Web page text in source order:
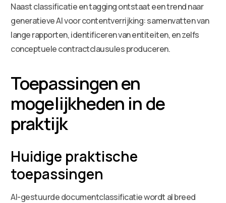
Naast classificatie en tagging ontstaat een trend naar
generatieve AI voor contentverrijking: samenvatten van
lange rapporten, identificeren van entiteiten, en zelfs
conceptuele contractclausules produceren.
Toepassingen en
mogelijkheden in de
praktijk
Huidige praktische
toepassingen
AI-gestuurde documentclassificatie wordt al breed